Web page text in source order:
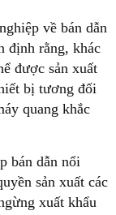
về bán dẫn
định rằng, khác
được sản xuất
bị tương đối
quang khắc
bán dẫn nổi
sản xuất các
xuất khẩu